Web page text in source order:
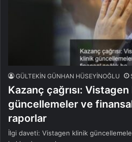
GÜLTEKİN GÜNHAN HÜSEYİNOĞLU
Kazanç çağrısı:
güncellemeler ve
raporlar
İlgi daveti: Vistagen klinik